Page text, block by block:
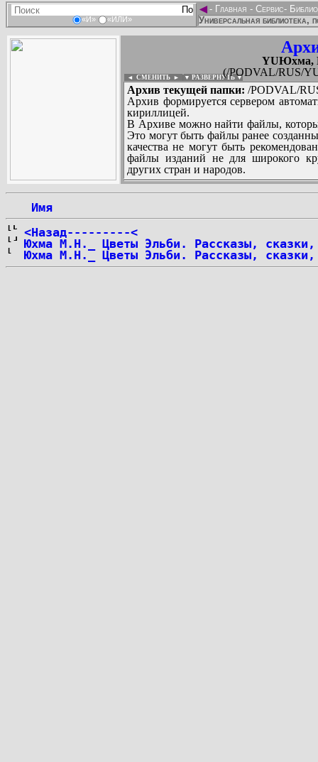
«И» «ИЛИ»
◄- Главная - Сервис-
Универсальная библиотека,
YUЮхма,
(/PODVAL/RUS/
◄ СМЕНИТЬ ► ▼ РАЗВЕРНУТЬ ▼
Архив текущей папки: /PODVAL/
Архив формируется сервером
кириллицей.
В Архиве можно найти файлы,
Это могут быть файлы ранее
качества не могут быть
файлы изданий не для широкого
других стран и народов.
Имя
<Назад---------<
Юхма М.Н._ Цветы Эльби. Рассказы,
Юхма М.Н._ Цветы Эльби. Рассказы,